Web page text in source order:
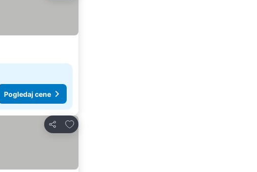
Pogledaj cene
Deli
Dodati u favorite